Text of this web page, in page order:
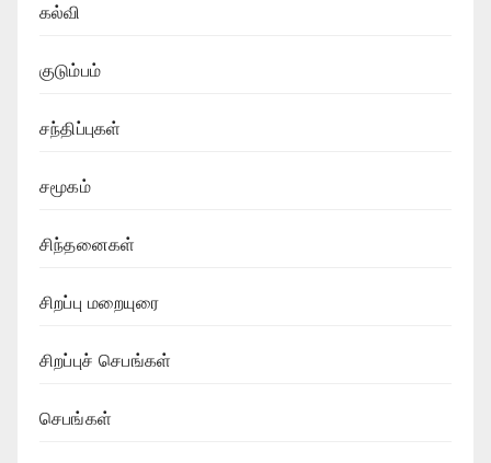
கல்வி
குடும்பம்
சந்திப்புகள்
சமூகம்
சிந்தனைகள்
சிறப்பு மறையுரை
சிறப்புச் செபங்கள்
செபங்கள்